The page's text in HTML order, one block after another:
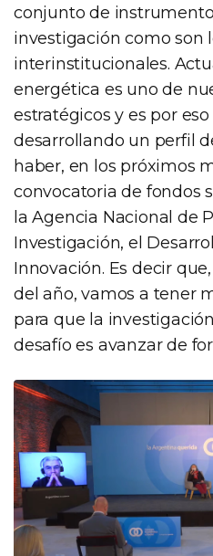
conjunto de
investigación como son
interinstitucionales.
energética es uno de
estratégicos y es por
desarrollando un perfil
haber, en los próximos
convocatoria de fondos
la Agencia Nacional de
Investigación, el
Innovación. Es decir
del año, vamos a tener
para que la
desafío es avanzar de